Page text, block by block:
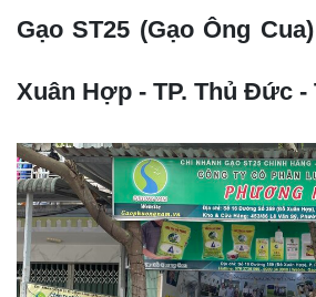
Gạo ST25 (Gạo Ông
Xuân Hợp - TP. Thủ Đức -